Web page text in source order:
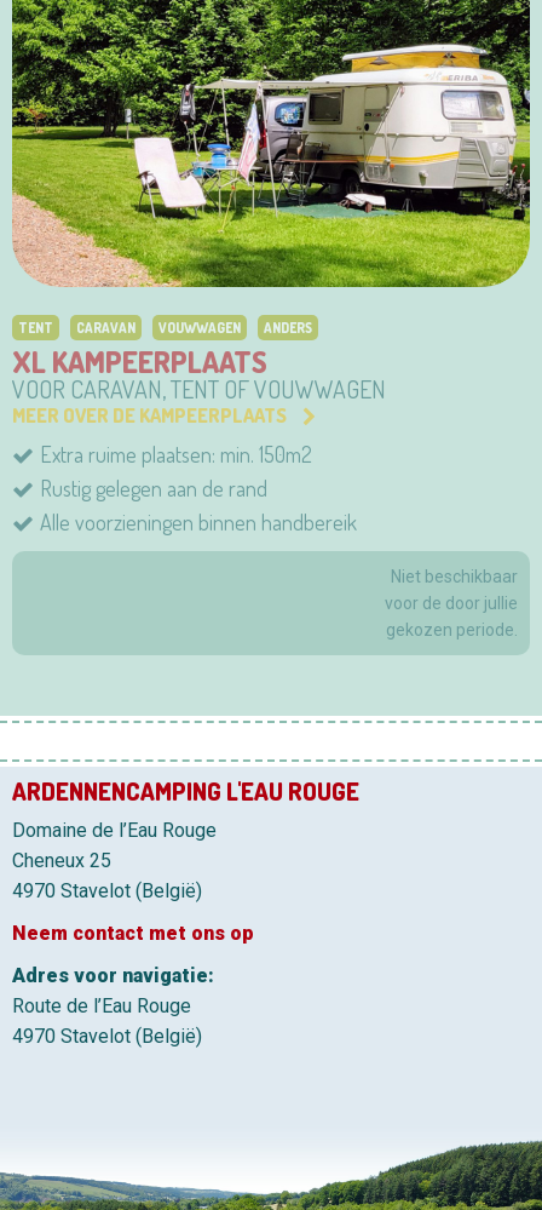
TENT CARAVAN VOUWWAGEN ANDERS
XL KAMPEERPLAATS
VOOR CARAVAN, TENT OF VOUWWAGEN
MEER OVER DE KAMPEERPLAATS
Extra ruime plaatsen: min. 150m2
Rustig gelegen aan de rand
Alle voorzieningen binnen handbereik
Niet beschikbaar
voor de door jullie
gekozen periode.
ARDENNENCAMPING L'EAU ROUGE
Domaine de l’Eau Rouge
Cheneux 25
4970 Stavelot (België)
Neem contact met ons op
Adres voor navigatie:
Route de l’Eau Rouge
4970 Stavelot (België)